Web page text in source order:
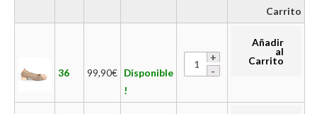
Carrito
36 99,90€ Disponible
!
Añadir
al
Carrito